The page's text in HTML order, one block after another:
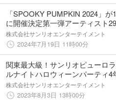
「SPOOKY PUMPKIN 2024」が
に開催決定第一弾アーティスト29
月19日(金)より先行抽選発売スタ
株式会社サンリオエンターテイメント
2024年7月19日 11時00分
関東最大級！サンリオピューロ
ルナイトハロウィーンパーティ4
ル開催決定！10月28日（土）「
PUMPKIN 2023」
株式会社サンリオエンターテイメント
2023年8月3日 13時00分